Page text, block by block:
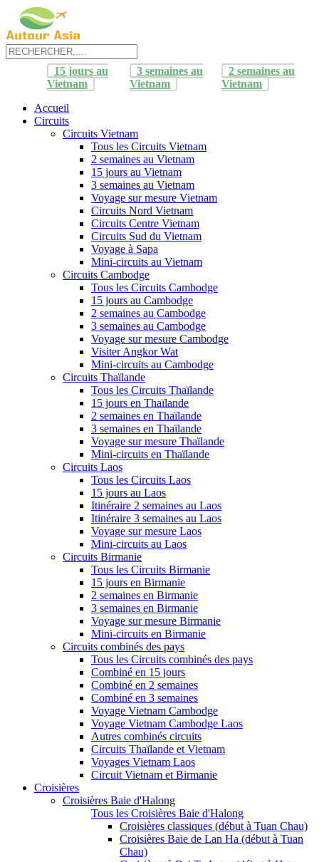
15 jours au
Vietnam
3 semaines au
Vietnam
2 semaines au
Vietnam
Accueil
Circuits
Circuits Vietnam
Tous les Circuits Vietnam
2 semaines au Vietnam
15 jours au Vietnam
3 semaines au Vietnam
Voyage sur mesure Vietnam
Circuits Nord Vietnam
Circuits Centre Vietnam
Circuits Sud du Vietnam
Voyage à Sapa
Mini-circuits au Vietnam
Circuits Cambodge
Tous les Circuits Cambodge
15 jours au Cambodge
2 semaines au Cambodge
3 semaines au Cambodge
Voyage sur mesure Cambodge
Visiter Angkor Wat
Mini-circuits au Cambodge
Circuits Thaïlande
Tous les Circuits Thaïlande
15 jours en Thaïlande
2 semaines en Thaïlande
3 semaines en Thaïlande
Voyage sur mesure Thaïlande
Mini-circuits en Thaïlande
Circuits Laos
Tous les Circuits Laos
15 jours au Laos
Itinéraire 2 semaines au Laos
Itinéraire 3 semaines au Laos
Voyage sur mesure Laos
Mini-circuits au Laos
Circuits Birmanie
Tous les Circuits Birmanie
15 jours en Birmanie
2 semaines en Birmanie
3 semaines en Birmanie
Voyage sur mesure Birmanie
Mini-circuits en Birmanie
Circuits combinés des pays
Tous les Circuits combinés des pays
Combiné en 15 jours
Combiné en 2 semaines
Combiné en 3 semaines
Voyage Vietnam Cambodge
Voyage Vietnam Cambodge Laos
Autres combinés circuits
Circuits Thaïlande et Vietnam
Voyages Vietnam Laos
Circuit Vietnam et Birmanie
Croisières
Croisières Baie d'Halong
Tous les Croisières Baie d'Halong
Croisières classiques (début à Tuan Chau)
Croisières Baie de Lan Ha (début à Tuan
Chau)